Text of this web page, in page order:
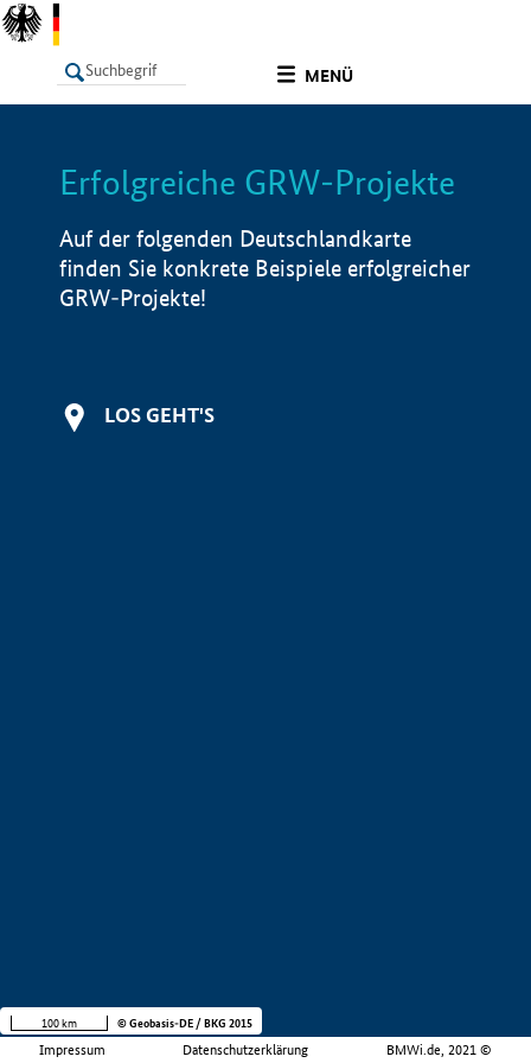
MENÜ
LISTE Info
Erfolgreiche GRW-Projekte
Auf der folgenden Deutschlandkarte
finden Sie konkrete Beispiele erfolgreicher
GRW-Projekte!
LOS GEHT'S
Impressum Datenschutzerklärung BMWi.de, 2021 ©
100 km © Geobasis-DE / BKG 2015